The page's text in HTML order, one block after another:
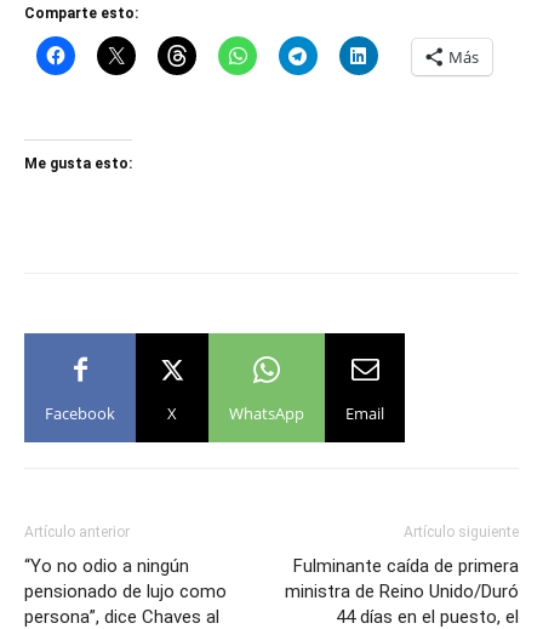
Comparte esto:
Más
Me gusta esto:
Facebook X WhatsApp Email
Artículo anterior
“Yo no odio a ningún
pensionado de lujo como
persona”, dice Chaves al
Artículo siguiente
Fulminante caída de primera
ministra de Reino Unido/Duró
44 días en el puesto, el